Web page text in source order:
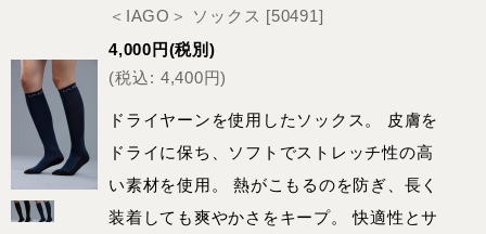
＜IAGO＞ ソックス [50491]
4,000 円(税別)
(税込: 4,400円)
ドライヤーンを使用したソックス。 皮膚を
ドライに保ち、ソフトでストレッチ性の高
い素材を使用。 熱がこもるのを防ぎ、長く
装着しても爽やかさをキープ。 快適性とサ